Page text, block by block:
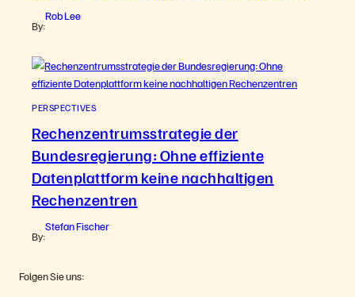
By:
Rob Lee
PERSPECTIVES
Rechenzentrumsstrategie der
Bundesregierung: Ohne effiziente
Datenplattform keine nachhaltigen
Rechenzentren
By:
Stefan Fischer
Folgen Sie uns: